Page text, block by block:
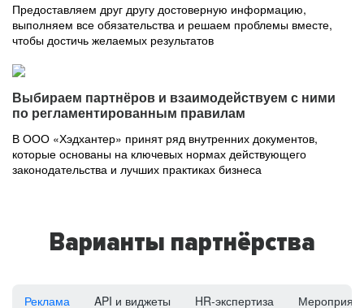
Предоставляем друг другу достоверную информацию,
выполняем все обязательства и решаем проблемы вместе,
чтобы достичь желаемых результатов
Выбираем партнёров и взаимодействуем с ними
по регламентированным правилам
В ООО «Хэдхантер» принят ряд внутренних документов,
которые основаны на ключевых нормах действующего
законодательства и лучших практиках бизнеса
Варианты партнёрства
Реклама API и виджеты HR-экспертиза